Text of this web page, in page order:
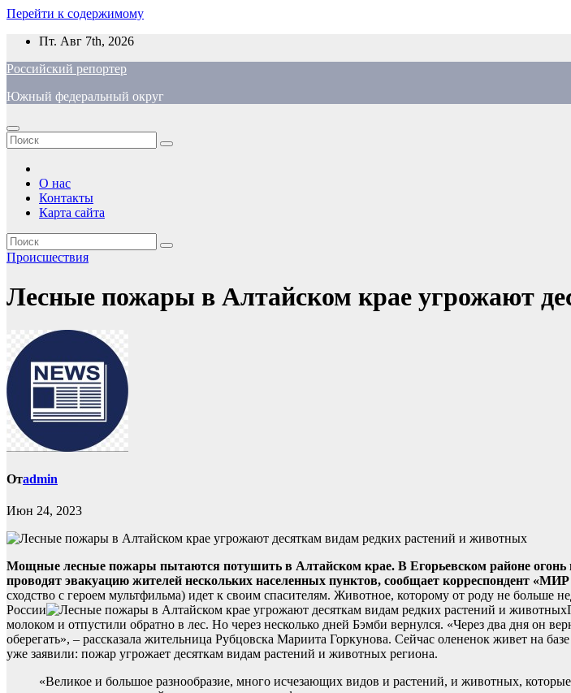
Перейти к содержимому
Пт. Авг 7th, 2026
Российский репортер
Южный федеральный округ
О нас
Контакты
Карта сайта
Происшествия
Лесные пожары в Алтайском крае угрожают
Отadmin
Июн 24, 2023
Мощные лесные пожары пытаются потушить в Алтайском крае. В Егорьевском районе
проводят эвакуацию жителей нескольких населенных пунктов, сообщает корреспондент
сходство с героем мультфильма) идет к своим спасителям. Животное, которому от роду не
России
молоком и отпустили обратно в лес. Но через несколько дней Бэмби вернулся. «Через два дня он
оберегать», – рассказала жительница Рубцовска Мариита Горкунова. Сейчас олененок живет на
уже заявили: пожар угрожает десяткам видам растений и животных региона.
«Великое и большое разнообразие, много исчезающих видов и растений, и животных,